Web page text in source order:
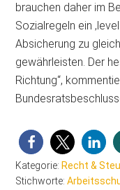
brauchen daher im
Sozialregeln ein
Absicherung zu
gewährleisten. Der
Richtung“,
Kategorie: Recht &
Stichworte: